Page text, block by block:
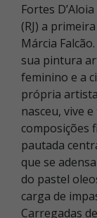
Fortes
(RJ) a
Márcia
sua pintura
feminino e a
própria
nasceu, vive
composições
pautada
que se
do pastel
carga de
Carregadas